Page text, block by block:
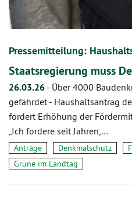
Pressemitteilung:
Staatsregierung muss
26.03.26 - Über 4000
gefährdet - Haushaltsantrag
fordert Erhöhung der
„Ich fordere seit Jahren,…
Anträge Denkmalschutz
Grüne im Landtag